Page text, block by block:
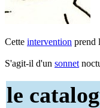
Cette intervention prend
S'agit-il d'un sonnet
le